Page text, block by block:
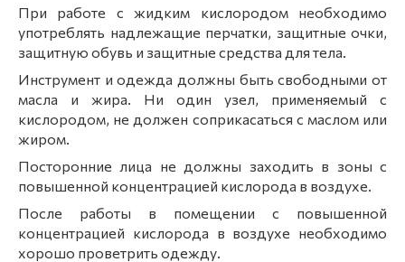
При работе с жидким кислородом необходимо
употреблять надлежащие перчатки, защитные очки,
защитную обувь и защитные средства для тела.
Инструмент и одежда должны быть свободными от
масла и жира. Ни один узел, применяемый с
кислородом, не должен соприкасаться с маслом или
жиром.
Посторонние лица не должны заходить в зоны с
повышенной концентрацией кислорода в воздухе.
После работы в помещении с повышенной
концентрацией кислорода в воздухе необходимо
хорошо проветрить одежду.